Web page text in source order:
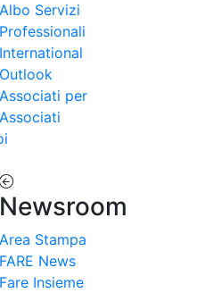
Albo Servizi
Professionali
International
Outlook
Associati per
Associati
Newsroom
Area Stampa
FARE News
Fare Insieme